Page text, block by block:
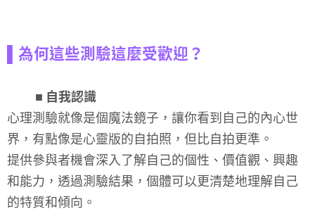
▌為何這些測驗這麼受歡迎？
■ 自我認識
心理測驗就像是個魔法鏡子，讓你看到自己的內心世
界，有點像是心靈版的自拍照，但比自拍更準。
提供參與者機會深入了解自己的個性、價值觀、興趣
和能力，透過測驗結果，個體可以更清楚地理解自己
的特質和傾向。